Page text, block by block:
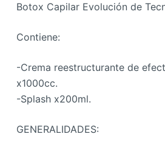
Botox Capilar Evolución de
Contiene:
-Crema reestructurante de
x1000cc.
-Splash x200ml.
GENERALIDADES: